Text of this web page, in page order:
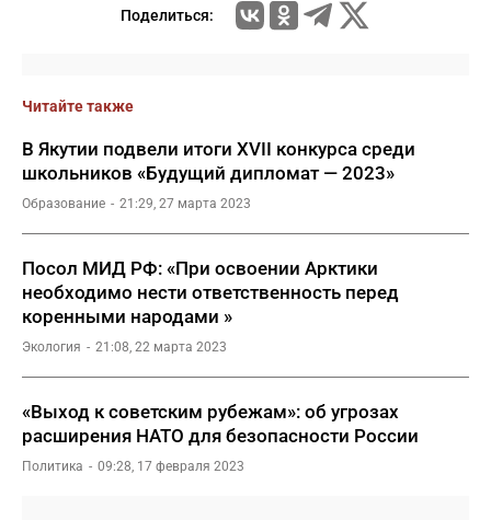
Поделиться:
Читайте также
В Якутии подвели итоги XVII конкурса среди
школьников «Будущий дипломат — 2023»
Образование 21:29, 27 марта 2023
Посол МИД РФ: «При освоении Арктики
необходимо нести ответственность перед
коренными народами »
Экология 21:08, 22 марта 2023
«Выход к советским рубежам»: об угрозах
расширения НАТО для безопасности России
Политика 09:28, 17 февраля 2023